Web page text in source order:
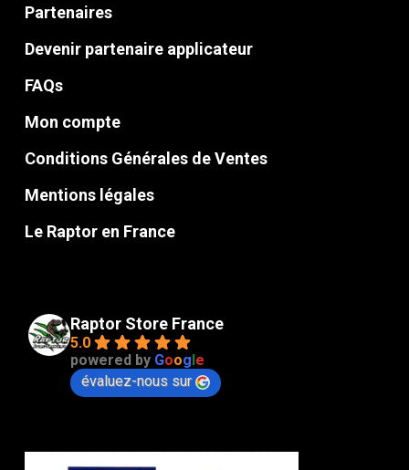
Partenaires
Devenir partenaire applicateur
FAQs
Mon compte
Conditions Générales de Ventes
Mentions légales
Le Raptor en France
Raptor Store France
5.0
powered by Google
évaluez-nous sur